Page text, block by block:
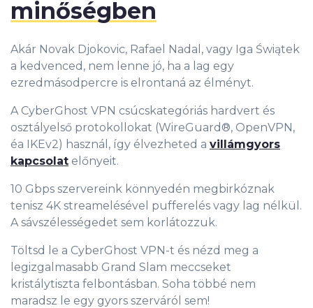
minőségben
Akár Novak Djokovic, Rafael Nadal, vagy Iga Świątek
a kedvenced, nem lenne jó, ha a lag egy
ezredmásodpercre is elrontaná az élményt.
A CyberGhost VPN csúcskategóriás hardvert és
osztályelső protokollokat (WireGuard®, OpenVPN,
éa IKEv2) használ, így élvezheted a villámgyors
kapcsolat előnyeit.
10 Gbps szervereink könnyedén megbirkóznak
tenisz 4K streamelésével pufferelés vagy lag nélkül.
A sávszélességedet sem korlátozzuk.
Töltsd le a CyberGhost VPN-t és nézd meg a
legizgalmasabb Grand Slam meccseket
kristálytiszta felbontásban. Soha többé nem
maradsz le egy gyors szerváról sem!